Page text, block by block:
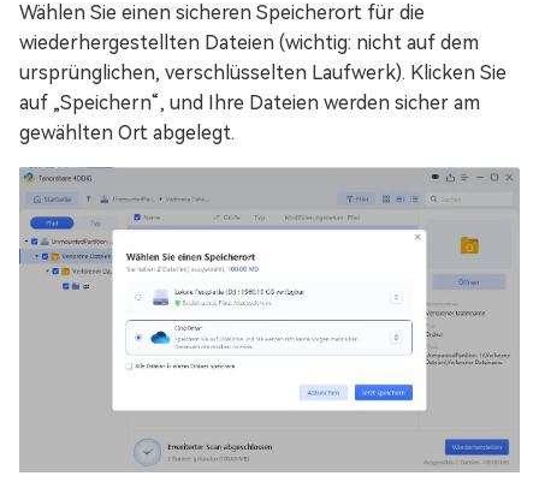
Wählen Sie einen sicheren Speicherort für die
wiederhergestellten Dateien (wichtig: nicht auf dem
ursprünglichen, verschlüsselten Laufwerk). Klicken Sie
auf „Speichern“, und Ihre Dateien werden sicher am
gewählten Ort abgelegt.